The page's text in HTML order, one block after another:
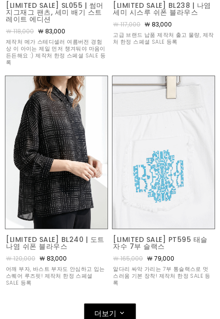
[LIMITED SALE] SL055 | 썸머
지그재그 팬츠, 세미 배기 스트
레이트 에디션
￦ 118,000 ￦ 83,000
제작처 메가 스테디셀러 여름버전 경험
상 이 아이는 제일 먼저 챙겨둬야 마음이
든든해요 :) 제작처 한정 스페셜 SALE 등
록
[LIMITED SALE] BL238 | 나염
세미 시스루 쉬폰 블라우스
￦ 117,000 ￦ 83,000
고급 브랜드 납품 제작처 출고 물량, 제작
처 한정 스페셜 SALE 등록
[LIMITED SALE] BL240 | 도트
나염 쉬폰 블라우스
￦ 120,000 ￦ 83,000
어깨 부자, 바스트 부자도 안심하고 입는
스퀘어 루즈핏! 제작처 한정 스페셜
SALE 등록
[LIMITED SALE] PT595 태슬
자수 7부 슬랙스
￦ 165,000 ￦ 79,000
알다리 싸악 가리는 7부 통슬랙스로 멋
스러움 기본 장착! 제작처 한정 SALE 등
록
더보기